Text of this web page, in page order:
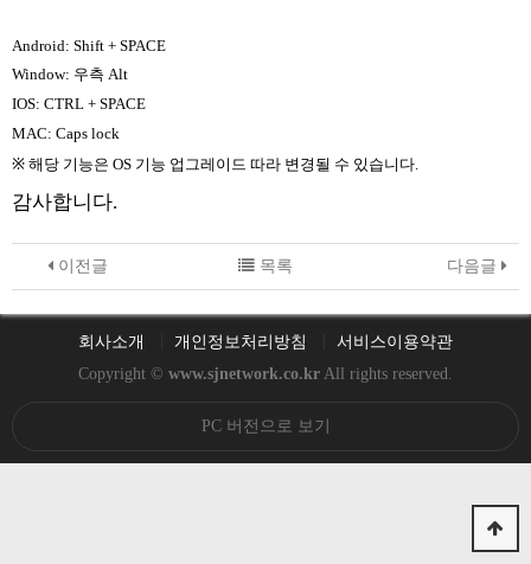
Android: Shift + SPACE
Window: 우측 Alt
IOS: CTRL + SPACE
MAC: Caps lock
※ 해당 기능은 OS 기능 업그레이드 따라 변경될 수 있습니다.
감사합니다.
이전글 다음글
목록
회사소개 개인정보처리방침
서비스이용약관
Copyright © www.sjnetwork.co.kr All rights reserved.
PC 버전으로 보기